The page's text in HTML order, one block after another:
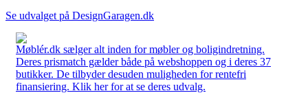
Se udvalget på DesignGaragen.dk
Møblér.dk sælger alt inden for møbler og boligindretning.
Deres prismatch gælder både på webshoppen og i deres 37
butikker. De tilbyder desuden muligheden for rentefri
finansiering. Klik her for at se deres udvalg.